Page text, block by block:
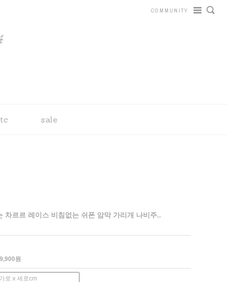
COMMUNITY
sale
차르르 레이스 비침없는 쉬폰 암막 가리개 나비주..
원